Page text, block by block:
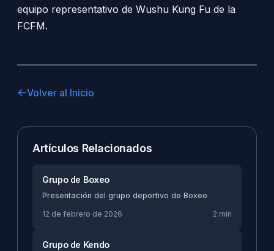
equipo representativo de Wushu Kung Fu de la
FCFM.
Volver al Inicio
Artículos Relacionados
Grupo de Boxeo
Presentación del grupo deportivo de Boxeo
12 de febrero de 2026
2 min
Grupo de Kendo